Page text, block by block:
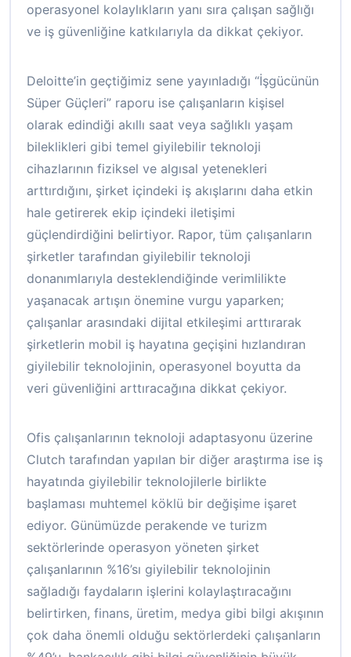
operasyonel kolaylıkların yanı sıra çalışan sağlığı
ve iş güvenliğine katkılarıyla da dikkat çekiyor.
Deloitte’in geçtiğimiz sene yayınladığı “İşgücünün
Süper Güçleri” raporu ise çalışanların kişisel
olarak edindiği akıllı saat veya sağlıklı yaşam
bileklikleri gibi temel giyilebilir teknoloji
cihazlarının fiziksel ve algısal yetenekleri
arttırdığını, şirket içindeki iş akışlarını daha etkin
hale getirerek ekip içindeki iletişimi
güçlendirdiğini belirtiyor. Rapor, tüm çalışanların
şirketler tarafından giyilebilir teknoloji
donanımlarıyla desteklendiğinde verimlilikte
yaşanacak artışın önemine vurgu yaparken;
çalışanlar arasındaki dijital etkileşimi arttırarak
şirketlerin mobil iş hayatına geçişini hızlandıran
giyilebilir teknolojinin, operasyonel boyutta da
veri güvenliğini arttıracağına dikkat çekiyor.
Ofis çalışanlarının teknoloji adaptasyonu üzerine
Clutch tarafından yapılan bir diğer araştırma ise iş
hayatında giyilebilir teknolojilerle birlikte
başlaması muhtemel köklü bir değişime işaret
ediyor. Günümüzde perakende ve turizm
sektörlerinde operasyon yöneten şirket
çalışanlarının %16’sı giyilebilir teknolojinin
sağladığı faydaların işlerini kolaylaştıracağını
belirtirken, finans, üretim, medya gibi bilgi akışının
çok daha önemli olduğu sektörlerdeki çalışanların